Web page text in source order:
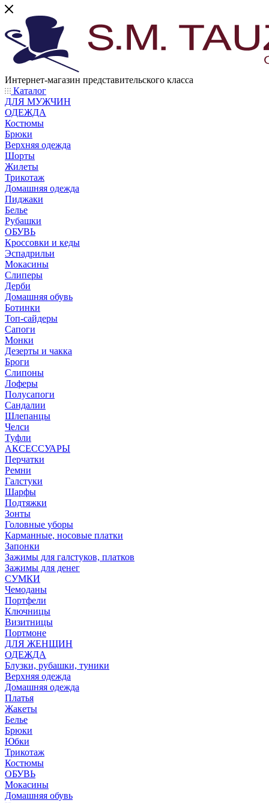
Интернет-магазин представительского класса
Каталог
ДЛЯ МУЖЧИН
ОДЕЖДА
Костюмы
Брюки
Верхняя одежда
Шорты
Жилеты
Трикотаж
Домашняя одежда
Пиджаки
Белье
Рубашки
ОБУВЬ
Кроссовки и кеды
Эспадрильи
Мокасины
Слиперы
Дерби
Домашняя обувь
Ботинки
Топ-сайдеры
Сапоги
Монки
Дезерты и чакка
Броги
Слипоны
Лоферы
Полусапоги
Сандалии
Шлепанцы
Челси
Туфли
АКСЕССУАРЫ
Перчатки
Ремни
Галстуки
Шарфы
Подтяжки
Зонты
Головные уборы
Карманные, носовые платки
Запонки
Зажимы для галстуков, платков
Зажимы для денег
СУМКИ
Чемоданы
Портфели
Ключницы
Визитницы
Портмоне
ДЛЯ ЖЕНЩИН
ОДЕЖДА
Блузки, рубашки, туники
Верхняя одежда
Домашняя одежда
Платья
Жакеты
Белье
Брюки
Юбки
Трикотаж
Костюмы
ОБУВЬ
Мокасины
Домашняя обувь